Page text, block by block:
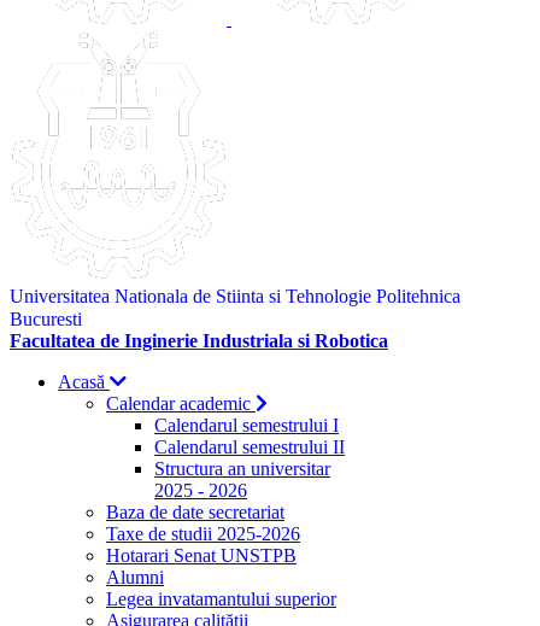
Universitatea Nationala de Stiinta si Tehnologie Politehnica
Bucuresti
Facultatea de Inginerie Industriala si Robotica
Acasă
Calendar academic
Calendarul semestrului I
Calendarul semestrului II
Structura an universitar
2025 - 2026
Baza de date secretariat
Taxe de studii 2025-2026
Hotarari Senat UNSTPB
Alumni
Legea invatamantului superior
Asigurarea calității